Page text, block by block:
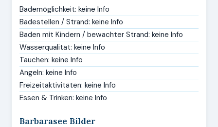
Bademöglichkeit: keine Info
Badestellen / Strand: keine Info
Baden mit Kindern / bewachter Strand: keine Info
Wasserqualität: keine Info
Tauchen: keine Info
Angeln: keine Info
Freizeitaktivitäten: keine Info
Essen & Trinken: keine Info
Barbarasee Bilder